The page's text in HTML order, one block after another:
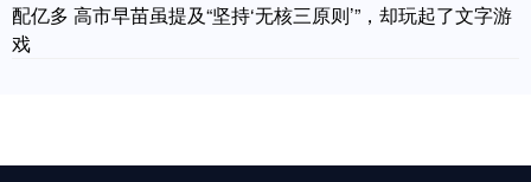
配亿多 高市早苗虽提及“坚持‘无核三原则’”，却玩起了文字游
戏